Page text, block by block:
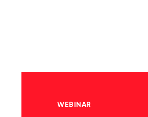
WEBINAR